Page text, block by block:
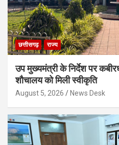
छत्तीसगढ़ राज्य
उप मुख्यमंत्री के निर्देश पर
शौचालय को मिली स्वीकृति
August 5, 2026 News Desk